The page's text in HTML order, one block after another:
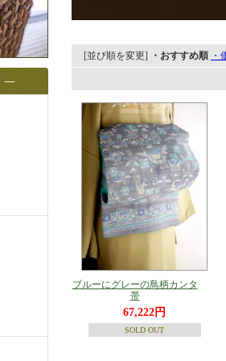
[並び順を変更] ・おすすめ順 ・
ブルーにグレーの鳥柄カンタ
帯
67,222円
SOLD OUT